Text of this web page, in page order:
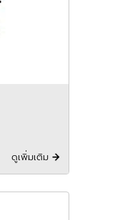
ดูเพิ่มเติม